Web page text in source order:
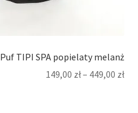
Puf TIPI SPA popielaty melanż
149,00 zł– 449,00 zł